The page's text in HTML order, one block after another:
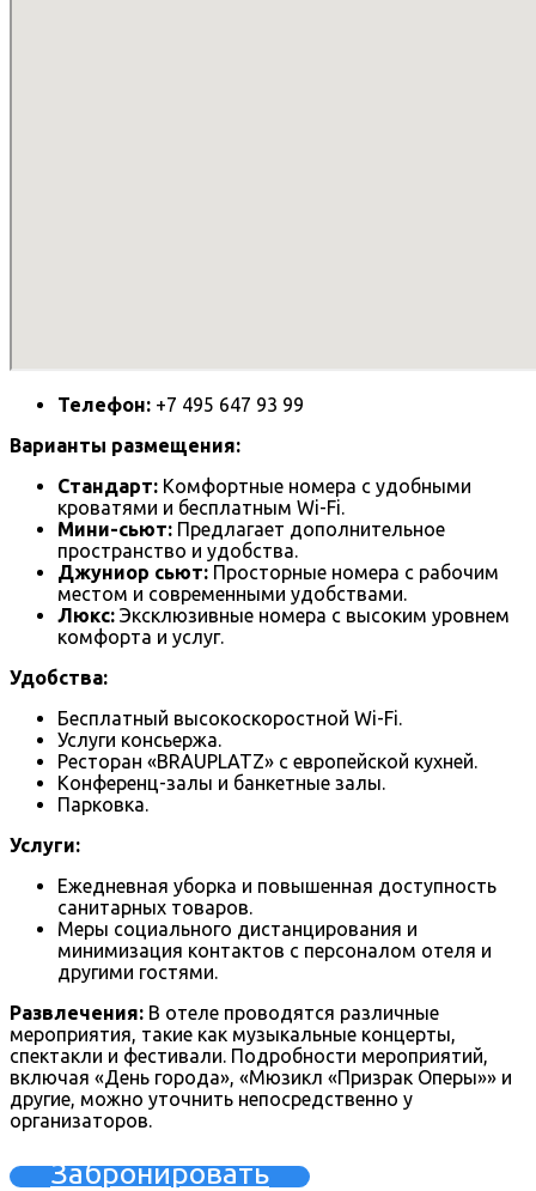
Телефон: +7 495 647 93 99
Варианты размещения:
Стандарт: Комфортные номера с удобными
кроватями и бесплатным Wi-Fi.
Мини-сьют: Предлагает дополнительное
пространство и удобства.
Джуниор сьют: Просторные номера с рабочим
местом и современными удобствами.
Люкс: Эксклюзивные номера с высоким уровнем
комфорта и услуг.
Удобства:
Бесплатный высокоскоростной Wi-Fi.
Услуги консьержа.
Ресторан «BRAUPLATZ» с европейской кухней.
Конференц-залы и банкетные залы.
Парковка.
Услуги:
Ежедневная уборка и повышенная доступность
санитарных товаров.
Меры социального дистанцирования и
минимизация контактов с персоналом отеля и
другими гостями.
Развлечения: В отеле проводятся различные
мероприятия, такие как музыкальные концерты,
спектакли и фестивали. Подробности мероприятий,
включая «День города», «Мюзикл «Призрак Оперы»» и
другие, можно уточнить непосредственно у
организаторов.
Забронировать